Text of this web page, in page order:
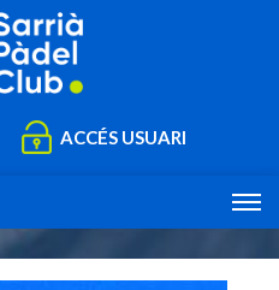
ACCÉS USUARI